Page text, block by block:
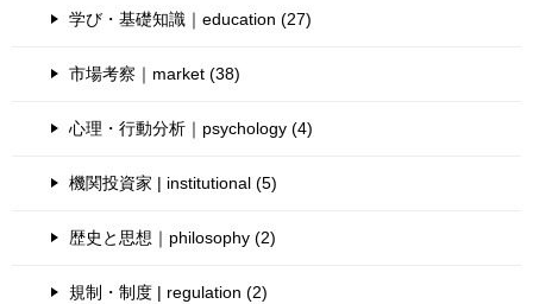
学び・基礎知識｜education (27)
市場考察｜market (38)
心理・行動分析｜psychology (4)
機関投資家 | institutional (5)
歴史と思想｜philosophy (2)
規制・制度 | regulation (2)